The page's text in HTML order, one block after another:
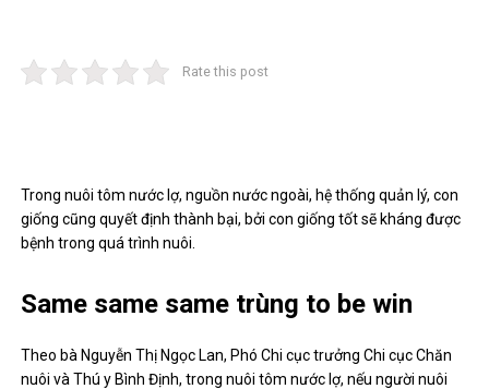
Rate this post
Trong nuôi tôm nước lợ, nguồn nước ngoài, hệ thống quản lý, con
giống cũng quyết định thành bại, bởi con giống tốt sẽ kháng được
bệnh trong quá trình nuôi.
Same same same trùng to be win
Theo bà Nguyễn Thị Ngọc Lan, Phó Chi cục trưởng Chi cục Chăn
nuôi và Thú y Bình Định, trong nuôi tôm nước lợ, nếu người nuôi